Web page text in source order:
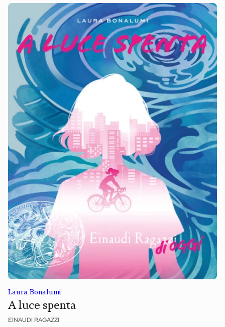
Laura Bonalumi
A luce spenta
EINAUDI RAGAZZI